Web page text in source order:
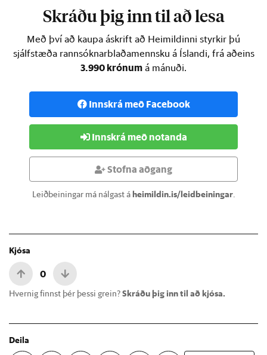
Skráðu þig inn til að lesa
Með því að kaupa áskrift að Heimildinni styrkir þú
sjálfstæða rannsóknarblaðamennsku á Íslandi, frá aðeins
3.990 krónum á mánuði.
Innskrá með Facebook
Innskrá með notanda
Stofna aðgang
Leiðbeiningar má nálgast áheimildin.is/leidbeiningar.
Kjósa
0
Hvernig finnst þér þessi grein?Skráðu þig inn til að kjósa.
Deila